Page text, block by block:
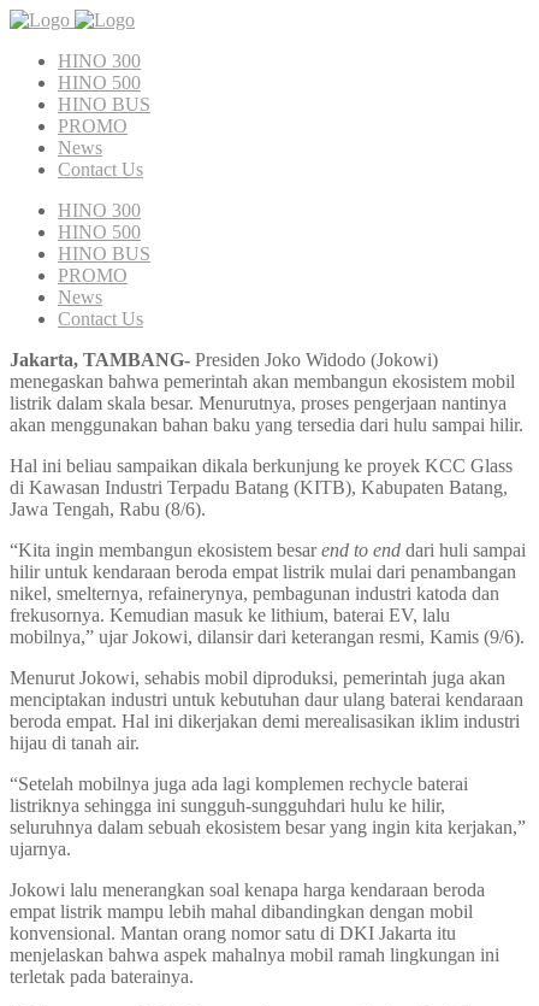
HINO 300
HINO 500
HINO BUS
PROMO
News
Contact Us
HINO 300
HINO 500
HINO BUS
PROMO
News
Contact Us
Jakarta, TAMBANG- Presiden Joko Widodo (Jokowi)
menegaskan bahwa pemerintah akan membangun ekosistem mobil
listrik dalam skala besar. Menurutnya, proses pengerjaan nantinya
akan menggunakan bahan baku yang tersedia dari hulu sampai hilir.
Hal ini beliau sampaikan dikala berkunjung ke proyek KCC Glass
di Kawasan Industri Terpadu Batang (KITB), Kabupaten Batang,
Jawa Tengah, Rabu (8/6).
“Kita ingin membangun ekosistem besarend to end dari huli sampai
hilir untuk kendaraan beroda empat listrik mulai dari penambangan
nikel, smelternya, refainerynya, pembagunan industri katoda dan
frekusornya. Kemudian masuk ke lithium, baterai EV, lalu
mobilnya,” ujar Jokowi, dilansir dari keterangan resmi, Kamis (9/6).
Menurut Jokowi, sehabis mobil diproduksi, pemerintah juga akan
menciptakan industri untuk kebutuhan daur ulang baterai kendaraan
beroda empat. Hal ini dikerjakan demi merealisasikan iklim industri
hijau di tanah air.
“Setelah mobilnya juga ada lagi komplemen rechycle baterai
listriknya sehingga ini sungguh-sungguhdari hulu ke hilir,
seluruhnya dalam sebuah ekosistem besar yang ingin kita kerjakan,”
ujarnya.
Jokowi lalu menerangkan soal kenapa harga kendaraan beroda
empat listrik mampu lebih mahal dibandingkan dengan mobil
konvensional. Mantan orang nomor satu di DKI Jakarta itu
menjelaskan bahwa aspek mahalnya mobil ramah lingkungan ini
terletak pada baterainya.